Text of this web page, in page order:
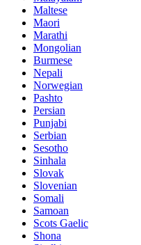
Maltese
Maori
Marathi
Mongolian
Burmese
Nepali
Norwegian
Pashto
Persian
Punjabi
Serbian
Sesotho
Sinhala
Slovak
Slovenian
Somali
Samoan
Scots Gaelic
Shona